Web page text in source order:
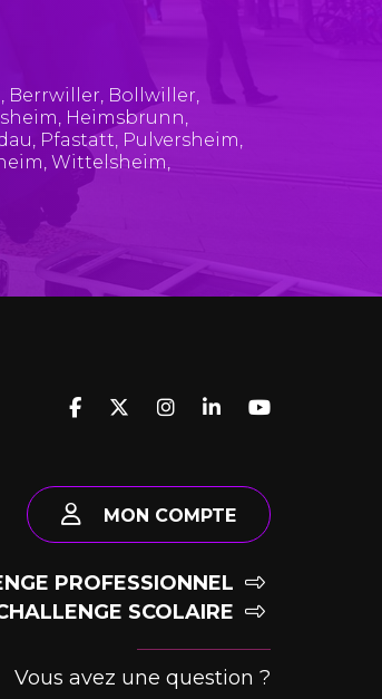
, Berrwiller, Bollwiller,
, Heimsbrunn,
, Pfastatt, Pulversheim,
, Wittelsheim,
MON COMPTE
PROFESSIONNEL
SCOLAIRE
Vous avez une question ?